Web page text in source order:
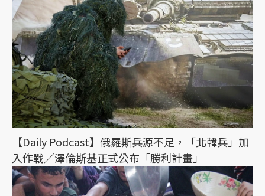
【Daily Podcast】俄羅斯兵源不足，「北韓兵」加
入作戰／澤倫斯基正式公布「勝利計畫」